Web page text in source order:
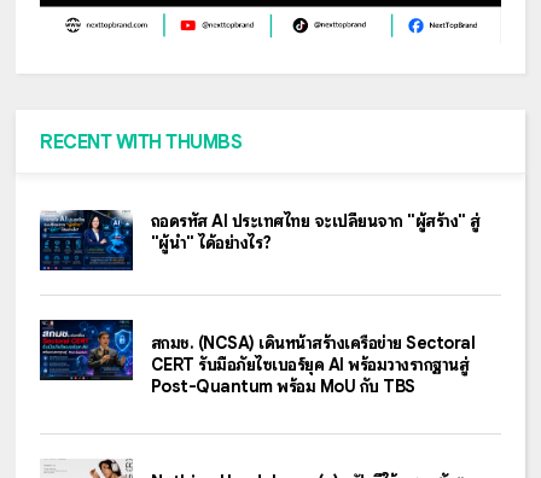
RECENT WITH THUMBS
ถอดรหัส AI ประเทศไทย จะเปลี่ยนจาก "ผู้สร้าง" สู่
"ผู้นำ" ได้อย่างไร?
สกมช. (NCSA) เดินหน้าสร้างเครือข่าย Sectoral
CERT รับมือภัยไซเบอร์ยุค AI พร้อมวางรากฐานสู่
Post-Quantum พร้อม MoU กับ TBS